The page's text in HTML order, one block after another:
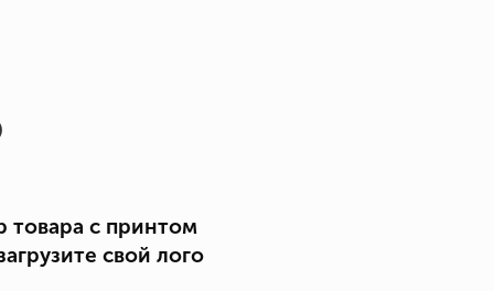
товара с принтом
свой лого